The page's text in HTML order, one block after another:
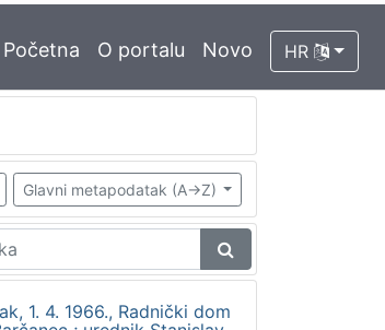
Početna O portalu Novo HR
Glavni metapodatak (A->Z)
1. 4. 1966., Radnički dom